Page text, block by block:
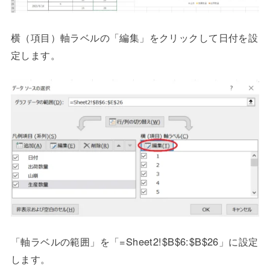
横（項目）軸ラベルの「編集」をクリックして日付を設
定します。
「軸ラベルの範囲」を「=Sheet2!$B$6:$B$26」に設定
します。